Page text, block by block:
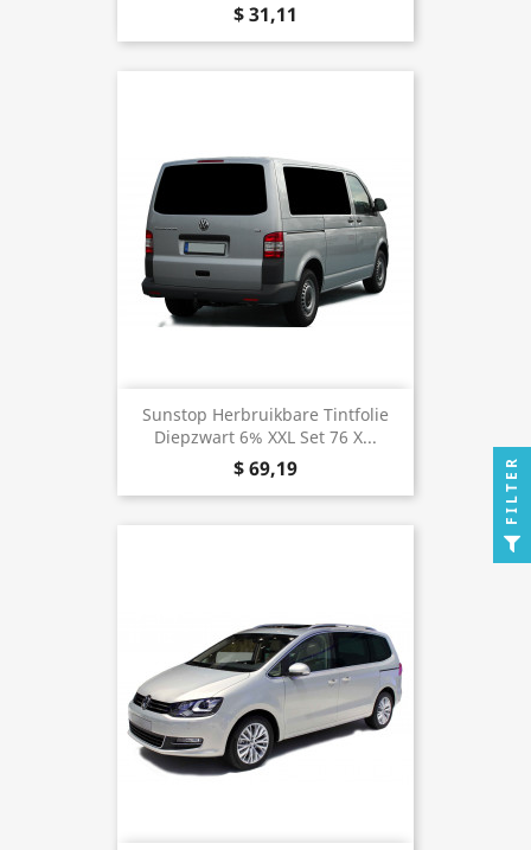
$ 31,11
Sunstop Herbruikbare Tintfolie
Diepzwart 6% XXL Set 76 X...
$ 69,19 FILTER